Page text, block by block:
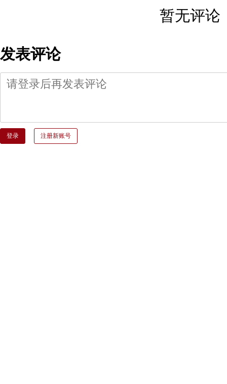
暂无评论
发表评论
登录 注册新账号